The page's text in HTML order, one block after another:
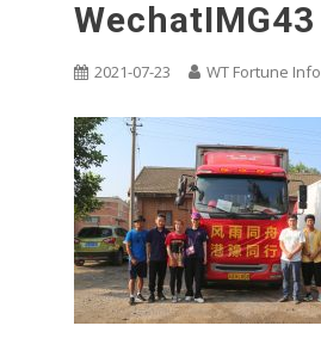
WechatIMG43
2021-07-23 WT Fortune Info